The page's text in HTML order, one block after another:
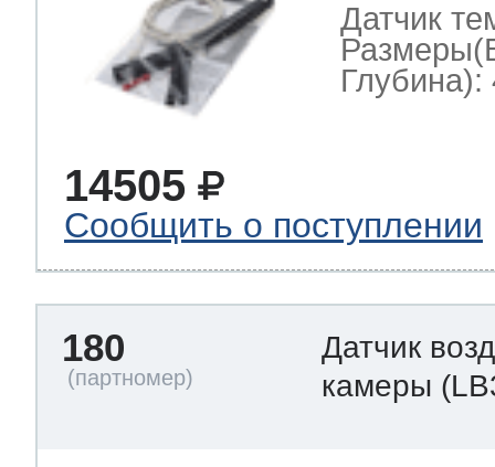
Датчик
Глубина):
14505
Сообщить о поступлении
180
Датчик
камеры